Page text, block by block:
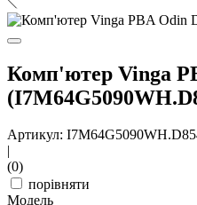
Комп'ютер Vinga
Артикул:
|
(0)
порівняти
Модель